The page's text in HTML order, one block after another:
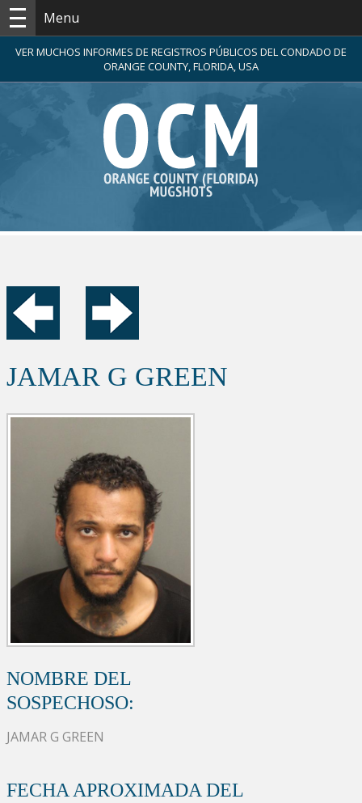
Menu
VER MUCHOS INFORMES DE REGISTROS PÚBLICOS DEL CONDADO DE
ORANGE COUNTY, FLORIDA, USA
JAMAR G GREEN
NOMBRE DEL
SOSPECHOSO:
JAMAR G GREEN
FECHA APROXIMADA DEL